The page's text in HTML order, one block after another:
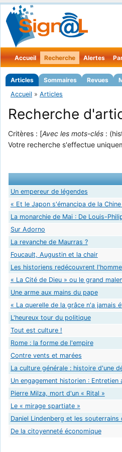
Accueil Recherche
Articles Sommaires Revues
Alertes
Accueil » Articles
Recherche
Critères : [Avec les mots-clés :
Votre recherche s'effectue
Un empereur de légendes
« Et le Japon s'émancipa de la Chine
La monarchie de Mai : De Louis-
Sur Adorno
La revanche de Maurras ?
Foucault, Augustin et la chair
Les historiens redécouvrent
« La Cité de Dieu » ou le grand
Une arme aux mains du pape
« La querelle de la grâce n'a jamais
L'heureux tour du politique
Tout est culture !
Rome : la forme de l'empire
Contre vents et marées
La culture générale : histoire d'une
Un engagement historien : Entretien
Pierre Milza, mort d'un « Rital »
Le « mirage spartiate »
Daniel Lindenberg et les souterrains
De la citoyenneté économique